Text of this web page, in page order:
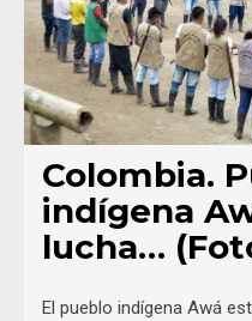
Colombia.
indígena
lucha…
El pueblo indígena Awá